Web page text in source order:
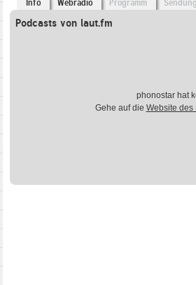
Info Webradio Programm
Podcasts von laut.fm
phonostar hat
Gehe auf die Website des